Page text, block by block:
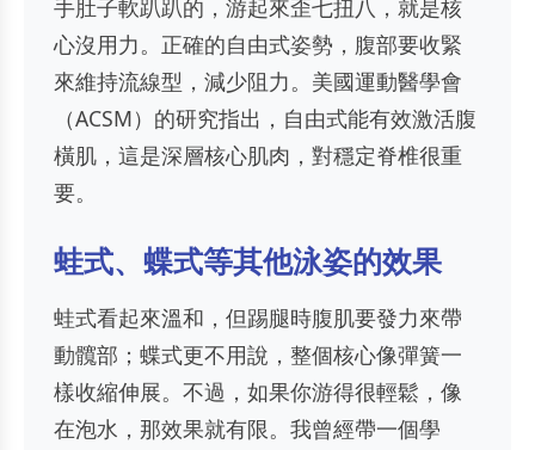
手肚子軟趴趴的，游起來歪七扭八，就是核
心沒用力。正確的自由式姿勢，腹部要收緊
來維持流線型，減少阻力。美國運動醫學會
（ACSM）的研究指出，自由式能有效激活腹
橫肌，這是深層核心肌肉，對穩定脊椎很重
要。
蛙式、蝶式等其他泳姿的效果
蛙式看起來溫和，但踢腿時腹肌要發力來帶
動髖部；蝶式更不用說，整個核心像彈簧一
樣收縮伸展。不過，如果你游得很輕鬆，像
在泡水，那效果就有限。我曾經帶一個學